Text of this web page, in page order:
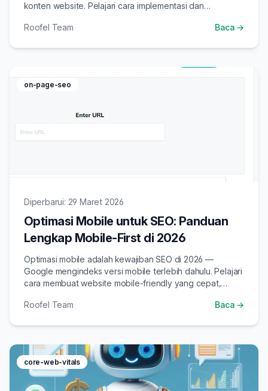
konten website. Pelajari cara implementasi dan
Roofel Team
Baca →
on-page-seo
Diperbarui: 29 Maret 2026
Optimasi Mobile untuk SEO: Panduan
Lengkap Mobile-First di 2026
Optimasi mobile adalah kewajiban SEO di 2026 —
Google mengindeks versi mobile terlebih dahulu. Pelajari
cara membuat website mobile-friendly yang cepat,
Roofel Team
Baca →
core-web-vitals